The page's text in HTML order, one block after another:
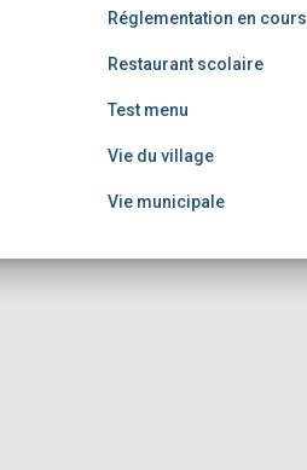
Réglementation en cours
Restaurant scolaire
Test menu
Vie du village
Vie municipale